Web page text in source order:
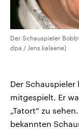
Der Schauspieler
dpa / Jens kalaene)
Der
mitgespielt. Er
„Tatort“ zu
bekannten